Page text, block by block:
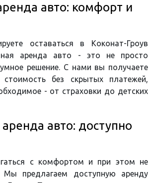
авто: комфорт и
оставаться в Коконат-Гроув
аренда авто - это не просто
решение. С нами вы получаете
стоимость без скрытых платежей,
- от страховки до детских
авто: доступно
с комфортом и при этом не
Мы предлагаем доступную аренду